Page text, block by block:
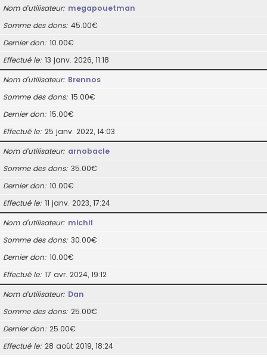
Nom d’utilisateur megapouetman
Somme des dons 45.00€
Dernier don 10.00€
Effectué le 13 janv. 2026, 11:18
Nom d’utilisateur Brennos
Somme des dons 15.00€
Dernier don 15.00€
Effectué le 25 janv. 2022, 14:03
Nom d’utilisateur arnobacle
Somme des dons 35.00€
Dernier don 10.00€
Effectué le 11 janv. 2023, 17:24
Nom d’utilisateur michif
Somme des dons 30.00€
Dernier don 10.00€
Effectué le 17 avr. 2024, 19:12
Nom d’utilisateur Dan
Somme des dons 25.00€
Dernier don 25.00€
Effectué le 28 août 2019, 18:24